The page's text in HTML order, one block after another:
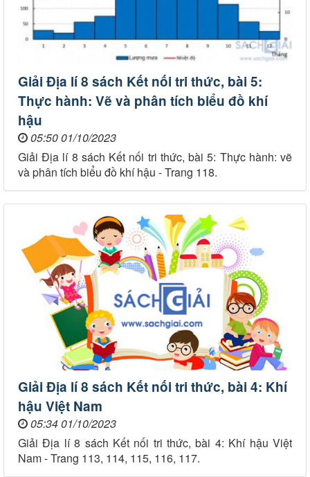
Giải Địa lí 8 sách Kết nối tri thức, bài 5:
Thực hành: Vẽ và phân tích biểu đồ khí
hậu
05:50 01/10/2023
Giải Địa lí 8 sách Kết nối tri thức, bài 5: Thực hành: vẽ
và phân tích biểu đồ khí hậu - Trang 118.
Giải Địa lí 8 sách Kết nối tri thức, bài 4: Khí
hậu Việt Nam
05:34 01/10/2023
Giải Địa lí 8 sách Kết nối tri thức, bài 4: Khí hậu Việt
Nam - Trang 113, 114, 115, 116, 117.